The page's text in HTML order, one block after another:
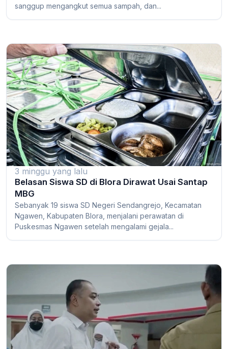
sanggup mengangkut semua sampah, dan...
3 minggu yang lalu
Belasan Siswa SD di Blora Dirawat Usai Santap
MBG
Sebanyak 19 siswa SD Negeri Sendangrejo, Kecamatan
Ngawen, Kabupaten Blora, menjalani perawatan di
Puskesmas Ngawen setelah mengalami gejala...